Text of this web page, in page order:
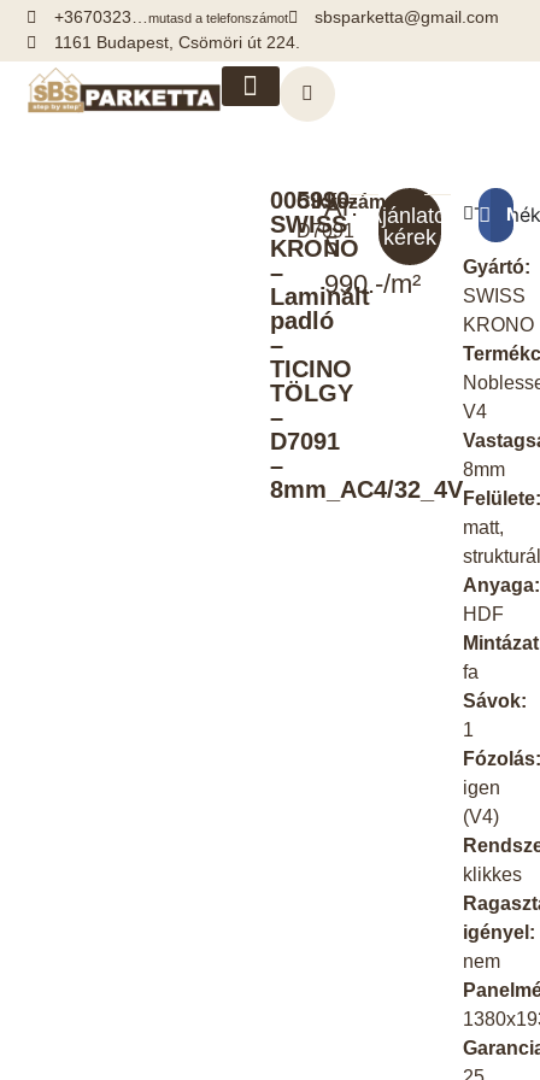
+3670323…mutasd a telefonszámot
sbsparketta@gmail.com
1161 Budapest, Csömöri út 224.
005990-
SWISS
KRONO
–
Laminált
padló
–
TICINO
TÖLGY
–
D7091
–
8mm_AC4/32_4V
Cikkszám:
D7091
Ár:
5
990.-/m²
Ajánlatot
kérek
Gyártó:
SWISS
KRONO
V4
8mm
matt,
Anyaga:
HDF
fa
Sávok:
1
igen
(V4)
klikkes
igényel:
nem